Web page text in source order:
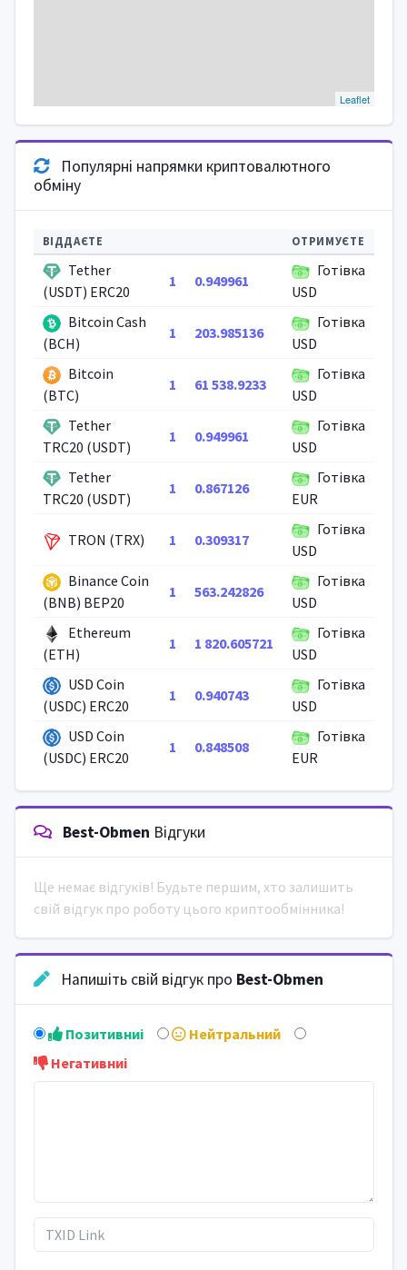
Leaflet
Популярні напрямки криптовалютного
обміну
ВІДДАЄТЕ ОТРИМУЄТЕ
Tether
(USDT) ERC20
1 0.949961
Готівка
USD
Bitcoin Cash
(BCH)
1 203.985136
Готівка
USD
Bitcoin
(BTC)
1 61 538.9233
Готівка
USD
Tether
TRC20 (USDT)
1 0.949961
Готівка
USD
Tether
TRC20 (USDT)
1 0.867126
Готівка
EUR
TRON (TRX) 1 0.309317
Готівка
USD
Binance Coin
(BNB) BEP20
1 563.242826
Готівка
USD
Ethereum
(ETH)
1 1 820.605721
Готівка
USD
USD Coin
(USDC) ERC20
1 0.940743
Готівка
USD
USD Coin
(USDC) ERC20
1 0.848508
Готівка
EUR
Best-Obmen Відгуки
Ще немає відгуків! Будьте першим, хто залишить
свій відгук про роботу цього криптообмінника!
Напишіть свій відгук про Best-Obmen
Позитивниi
Нейтральний
Негативниi